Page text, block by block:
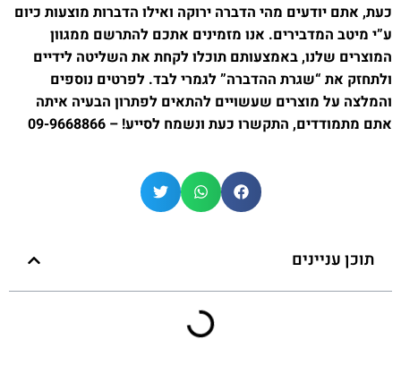
כעת, אתם יודעים מהי הדברה ירוקה ואילו הדברות מוצעות כיום
ע”י מיטב המדבירים. אנו מזמינים אתכם להתרשם ממגוון
המוצרים שלנו, באמצעותם תוכלו לקחת את השליטה לידיים
ולתחזק את “שגרת ההדברה” לגמרי לבד. לפרטים נוספים
והמלצה על מוצרים שעשויים להתאים לפתרון הבעיה איתה
אתם מתמודדים, התקשרו כעת ונשמח לסייע! – 09-9668866
תוכן עניינים